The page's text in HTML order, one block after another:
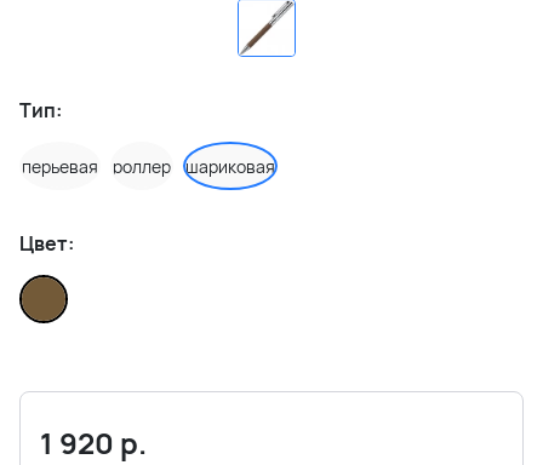
Тип:
перьевая роллер шариковая
Цвет:
1 920 р.